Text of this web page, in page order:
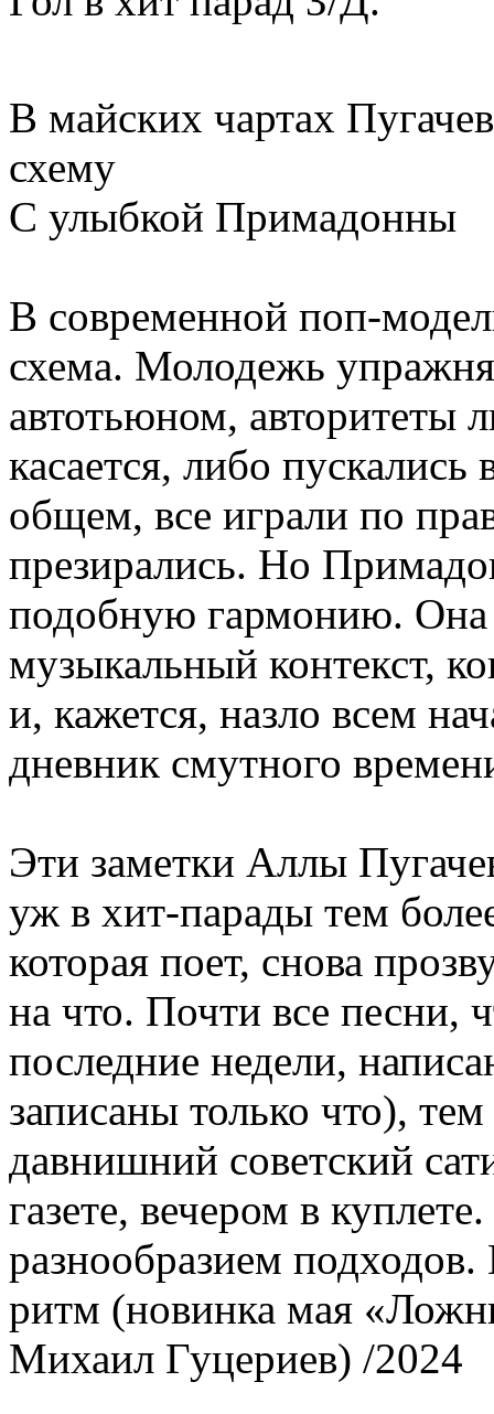
В майских чартах
схему
С улыбкой Примадонны
В современной поп-
схема. Молодежь
автотьюном, авторитеты
касается, либо
общем, все играли по
презирались. Но
подобную гармонию. Она
музыкальный контекст,
и, кажется, назло всем
дневник смутного
Эти заметки Аллы
уж в хит-парады тем
которая поет, снова
на что. Почти все песни,
последние недели,
записаны только что),
давнишний советский
газете, вечером в
разнообразием
ритм (новинка мая
Михаил Гуцериев) /2024